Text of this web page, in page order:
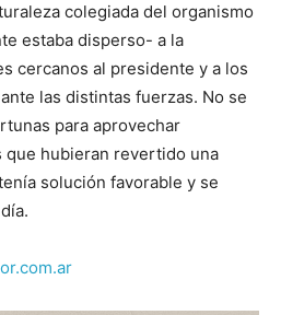
colegiada del organismo
estaba disperso- a la
cercanos al presidente y a los
las distintas fuerzas. No se
para aprovechar
que hubieran revertido una
solución favorable y se